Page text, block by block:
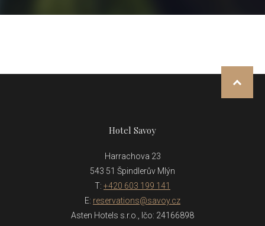
Hotel Savoy
Harrachova 23
543 51 Špindlerův Mlýn
T: +420 603 199 141
E: reservations@savoy.cz
Asten Hotels s.r.o., Ičo: 24166898